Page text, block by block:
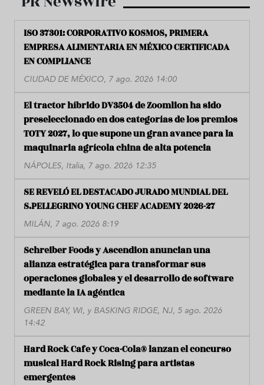
ISO 37301: CORPORATIVO KOSMOS, PRIMERA
EMPRESA ALIMENTARIA EN MÉXICO CERTIFICADA
EN COMPLIANCE
CIUDAD DE MÉXICO, 7 ago. 2026 14:00
El tractor híbrido DV3504 de Zoomlion ha sido
preseleccionado en dos categorías de los premios
TOTY 2027, lo que supone un gran avance para la
maquinaria agrícola china de alta potencia
NÁPOLES, Italia, 7 ago. 2026 12:35
SE REVELÓ EL DESTACADO JURADO MUNDIAL DEL
S.PELLEGRINO YOUNG CHEF ACADEMY 2026-27
MILÁN, 7 ago. 2026 8:19
Schreiber Foods y Ascendion anuncian una
alianza estratégica para transformar sus
operaciones globales y el desarrollo de software
mediante la IA agéntica
GREEN BAY, WI, y BASKING RIDGE, NJ, 5 ago. 2026
14:42
Hard Rock Cafe y Coca-Cola® lanzan el concurso
musical Hard Rock Rising para artistas
emergentes